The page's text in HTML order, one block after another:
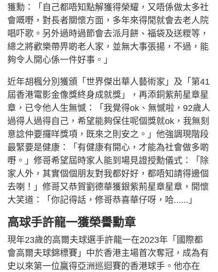
獲勳：「自己都唔知點解獲得榮耀，又唔係做太多社
會嘅嘢，對長者關懷方面，多年來得閒就會去老人院
唱吓歌。另外過時過節會去派月餅、福袋及送糉等，
總之將歡樂帶畀啲老人家，並無大事張揚，不過，能
夠令人開心係一件好事。」
近年胡楓分別獲頒「世界傑出華人藝術家」及「第41
屆香港電影金像獎終身成就獎」，再添銅紫荊星章星
章，已令他人生無憾：「我覺得ok、無憾啦，92歲人
過得人過得自己，希望能夠保住呢個獎就ok，我無刻
意諗仲要攞咩獎項，既來之則安之。」他強調現階段
最緊要是健康：「有健康有開心，才能為社會做多啲
嘢。」修哥希望屆時家人能到場見證授勳儀式：「除
家人外，其實個個朋友對我都好好，都唔知請得邊個
去喇！」修哥又恭賀劉德華獲銀紫荊星章星章，開懷
大笑道：「你記得話，修哥恭喜華仔呀，哈......」
高球手許龍一獲榮譽勳章
現年23歲的高爾夫球選手許龍一在2023年「國際都
會高爾夫球錦標賽」中於香港主場首次奪冠，成為有
史以來第一位贏得亞洲巡迴賽的香港球手。他亦在